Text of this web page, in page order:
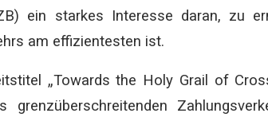
ein starkes Interesse daran, zu
am effizientesten ist.
„Towards the Holy Grail of